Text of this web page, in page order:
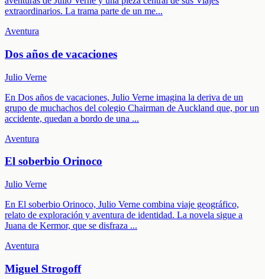
extraordinarios. La trama parte de un me...
Aventura
Dos años de vacaciones
Julio Verne
En Dos años de vacaciones, Julio Verne imagina la deriva de un
grupo de muchachos del colegio Chairman de Auckland que, por un
accidente, quedan a bordo de una ...
Aventura
El soberbio Orinoco
Julio Verne
En El soberbio Orinoco, Julio Verne combina viaje geográfico,
relato de exploración y aventura de identidad. La novela sigue a
Juana de Kermor, que se disfraza ...
Aventura
Miguel Strogoff